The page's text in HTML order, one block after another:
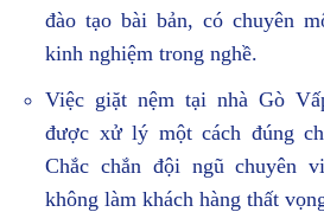
đào tạo bài bản, có chuyên
kinh nghiệm trong nghề.
Việc giặt nệm tại nhà Gò
được xử lý một cách đúng
Chắc chắn đội ngũ chuyên
không làm khách hàng thất